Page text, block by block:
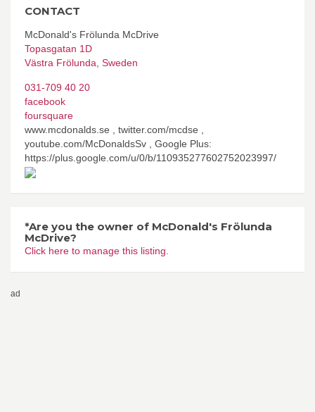
CONTACT
McDonald's Frölunda McDrive
Topasgatan 1D
Västra Frölunda Sweden
031-709 40 20
facebook
foursquare
www.mcdonalds.se , twitter.com/mcdse ,
youtube.com/McDonaldsSv , Google Plus:
https://plus.google.com/u/0/b/110935277602752023997/
*Are you the owner of McDonald's Frölunda
McDrive?
Click here to manage this listing.
ad